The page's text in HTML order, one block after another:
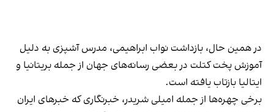
در همین حال، بازداشت نواب ابراهیمی، مدرس آشپزی به دلیل
آموزش پخت کتلت در بعضی رسانه‌های جهان از جمله بریتانیا و
ایتالیا بازتاب یافته است.
برخی چهره‌ها از جمله امیلی شریدر، خبرنگاری که خبرهای ایران